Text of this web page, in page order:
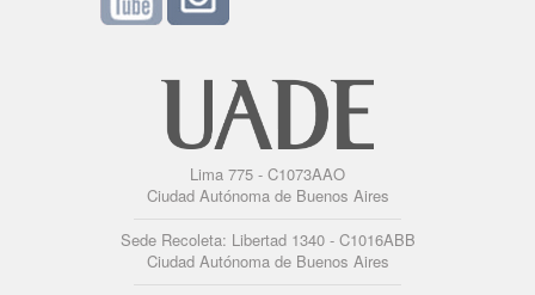
Lima 775 - C1073AAO
Ciudad Autónoma de Buenos Aires
Sede Recoleta: Libertad 1340 - C1016ABB
Ciudad Autónoma de Buenos Aires